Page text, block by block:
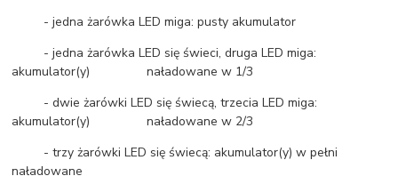
- jedna żarówka LED miga: pusty akumulator
- jedna żarówka LED się świeci, druga LED miga:
akumulator(y) naładowane w 1/3
- dwie żarówki LED się świecą, trzecia LED miga:
akumulator(y) naładowane w 2/3
- trzy żarówki LED się świecą: akumulator(y) w pełni
naładowane